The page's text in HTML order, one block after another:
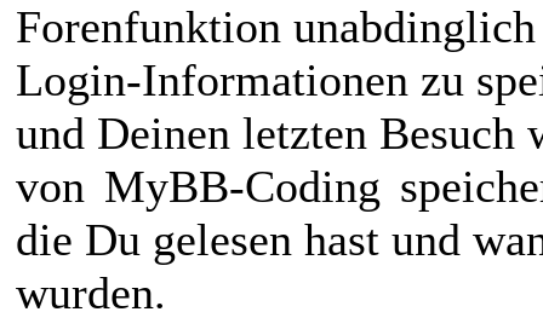
Forenfunktion
Login-Informationen zu
und Deinen letzten Besuch
von MyBB-Coding
die Du gelesen hast und
wurden.